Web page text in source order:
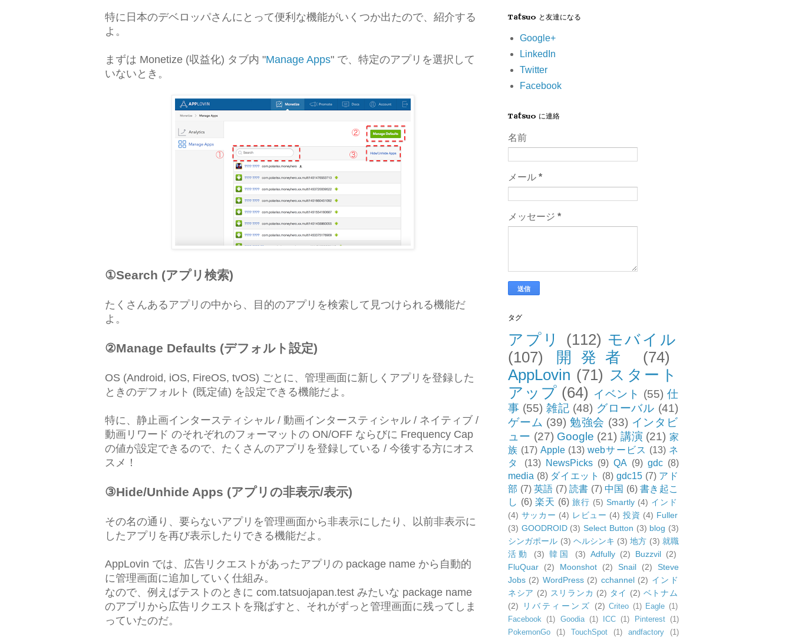
特に日本のデベロッパさんにとって便利な機能がいくつか出たので、紹介する
よ。
まずは Monetize (収益化) タブ内 "Manage Apps" で、特定のアプリを選択して
いないとき。
①Search (アプリ検索)
たくさんあるアプリの中から、目的のアプリを検索して見つけられる機能だ
よ。
②Manage Defaults (デフォルト設定)
OS (Android, iOS, FireOS, tvOS) ごとに、管理画面に新しくアプリを登録した
ときのデフォルト (既定値) を設定できる機能だよ。
特に、静止画インタースティシャル / 動画インタースティシャル / ネイティブ /
動画リワード のそれぞれのフォーマットの ON/OFF ならびに Frequency Cap
の値が設定できるので、たくさんのアプリを登録している / 今後する方にオス
スメ！
③Hide/Unhide Apps (アプリの非表示/表示)
その名の通り、要らないアプリを管理画面から非表示にしたり、以前非表示に
したアプリを再び表示したりできる機能だよ。
AppLovin では、広告リクエストがあったアプリの package name から自動的
に管理画面に追加していく仕組み。
なので、例えばテストのときに com.tatsuojapan.test みたいな package name
のアプリから広告リクエストを飛ばすと、それがずっと管理画面に残ってしま
っていたのだ。
Tatsuo と友達になる
Google+
LinkedIn
Twitter
Facebook
Tatsuo に連絡
名前
メール *
メッセージ *
タグ
アプリ (112) モバイル
(107)
開発者
(74)
AppLovin (71) スタート
アップ (64) イベント (55) 仕
事 (55) 雑記 (48) グローバル (41)
ゲーム (39) 勉強会 (33) インタビ
ュー (27) Google (21) 講演 (21) 家
族 (17) Apple (13) webサービス (13) ネ
タ
(13) NewsPicks (9) QA (9) gdc (8)
media (8) ダイエット (8) gdc15 (7) アド
部 (7) 英語 (7) 読書 (7) 中国 (6) 書き起こ
し (6) 楽天 (6) 旅行 (5) Smartly (4) インド
(4) サッカー (4) レビュー (4) 投資 (4) Fuller
(3) GOODROID (3) Select Button (3) blog (3)
シンガポール (3) ヘルシンキ (3) 地方 (3) 就職
活動
(3) 韓国 (3) Adfully (2) Buzzvil (2)
FluQuar
(2) Moonshot (2) Snail (2)
Steve
Jobs (2) WordPress (2) cchannel (2) インド
ネシア (2) スリランカ (2) タイ (2) ベトナム
(2)
リバティーンズ (2) Criteo (1) Eagle (1)
Facebook (1) Goodia (1) ICC (1) Pinterest
(1)
PokemonGo
(1) TouchSpot (1) andfactory
(1)